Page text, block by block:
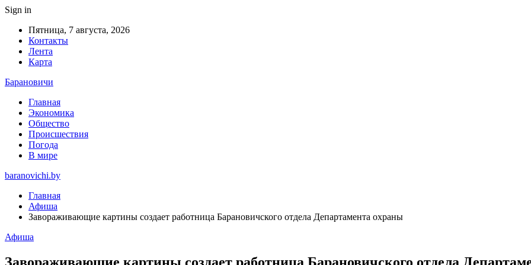
Sign in
Пятница, 7 августа, 2026
Контакты
Лента
Карта
Барановичи
Главная
Экономика
Общество
Происшествия
Погода
В мире
baranovichi.by
Главная
Афиша
Завораживающие картины создает работница Барановичского отдела Департамента охраны
Афиша